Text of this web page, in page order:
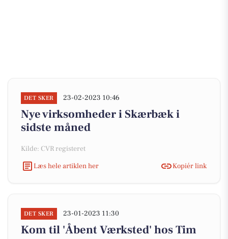
DET SKER 23-02-2023 10:46
Nye virksomheder i Skærbæk i
sidste måned
Kilde: CVR registeret
Læs hele artiklen her
Kopiér link
DET SKER 23-01-2023 11:30
Kom til 'Åbent Værksted' hos Tim